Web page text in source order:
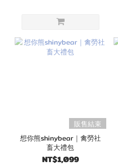
販售結束
想你熊shinybear｜禽勞社
畜大禮包
NT$1,099